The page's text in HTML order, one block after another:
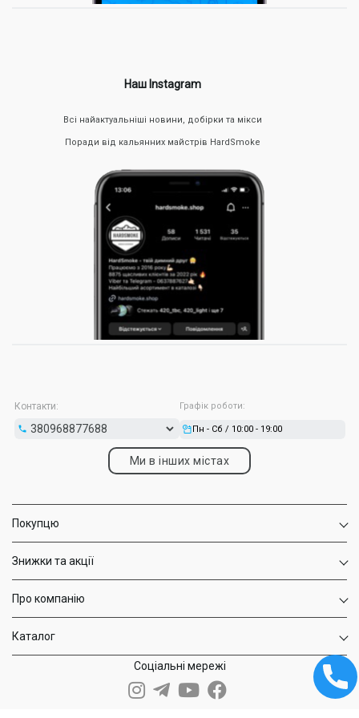
Регульована доза нікотину: У вейпах можна вибрати
контролювати і навіть поступово знижувати дозу. Наш
вейп-шоп у Луцьку Hardsmoke пропонує безліч таких
варіантів.
Якщо ви плануєте купити електронні сигарети в Луцьку,
Hardsmoke – це місце, де можна знайти все потрібне. При
виборі відповідного пристрою варто звернути увагу на різні
типи та функціональні особливості:
Pod-системи для початківців: Компактні та зручні Pod-
системи ідеально підходять для новачків. Ці пристрої
прості у використанні, мають мінімальний дизайн і
дозволяють вибирати рідини з різним рівнем нікотину.
Батарейні моди для досвідчених користувачів
шукаєте потужніший пристрій з можливістю
налаштування потужності та температури, батарейні
моди стануть відмінним вибором. Вони ідеально
підходять для тих, хто вже знайомий з вейпінгом і хоче
класичні тютюнові смаки. Також доступні безнікотинові
ширянням.
Чому вигідно купувати у Hardsmoke?
Hardsmoke – це не просто магазин вейпів, це ваш надійний
Гарантія якості
: Весь асортимент магазину складається
з сертифікованих товарів високої якості, що гарантує їх
надійність та довговічність.
Знижки та акції
проводить акції, надаючи знижки на популярні моделі
та рідини. Це дозволяє клієнтам придбати пристрої за
вигідними цінами.
Різні способи оплати
Професійна консультація: Наші фахівці завжди готові
допомогти клієнтам з вибором. Вони дадуть відповіді на
всі запитання, розкажуть про функції та характеристики
Наш Instagram
Всі найактуальніші новини, добірки та мікси
Поради від кальянних майстрів HardSmoke
Контакти: Графік роботи:
Пн - Сб / 10:00 - 19:00
Ми в інших містах
Покупцю
Знижки та акції
Про компанію
Каталог
Соціальні мережі